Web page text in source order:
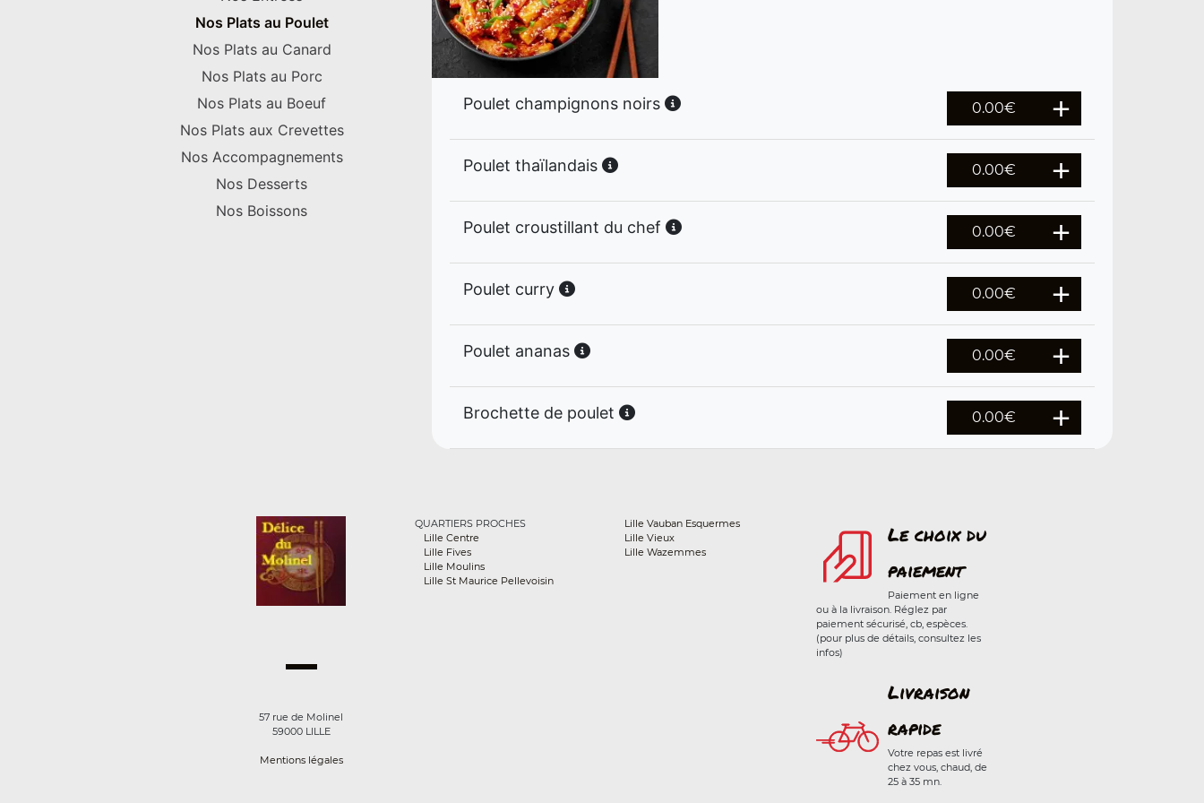
Nos Plats au Poulet
Nos Plats au Canard
Nos Plats au Porc
Nos Plats au Boeuf
Nos Plats aux Crevettes
Nos Accompagnements
Nos Desserts
Nos Boissons
Poulet champignons noirs 0.00€
Poulet thaïlandais 0.00€
Poulet croustillant du chef 0.00€
Poulet curry 0.00€
Poulet ananas 0.00€
Brochette de poulet 0.00€
57 rue de Molinel
59000 LILLE
Mentions légales
QUARTIERS PROCHES
Lille Centre
Lille Fives
Lille Moulins
Lille St Maurice Pellevoisin
Lille Vauban Esquermes
Lille Vieux
Lille Wazemmes
Le choix du
paiement
Paiement en ligne
ou à la livraison. Réglez par
paiement sécurisé, cb, espèces.
(pour plus de détails, consultez les
infos)
Livraison
rapide
Votre repas est livré
chez vous, chaud, de
25 à 35 mn.